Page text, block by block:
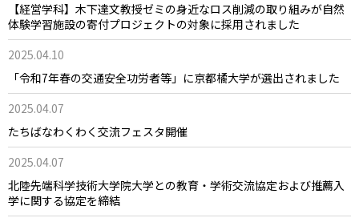
【経営学科】木下達文教授ゼミの身近なロス削減の取り組みが自然
体験学習施設の寄付プロジェクトの対象に採用されました
2025.04.10
「令和7年春の交通安全功労者等」に京都橘大学が選出されました
2025.04.07
たちばなわくわく交流フェスタ開催
2025.04.07
北陸先端科学技術大学院大学との教育・学術交流協定および推薦入
学に関する協定を締結